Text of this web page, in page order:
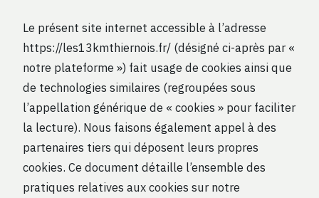
Le présent site internet accessible à l’adresse
https://les13kmthiernois.fr/ (désigné ci-après par «
notre plateforme ») fait usage de cookies ainsi que
de technologies similaires (regroupées sous
l’appellation générique de « cookies » pour faciliter
la lecture). Nous faisons également appel à des
partenaires tiers qui déposent leurs propres
cookies. Ce document détaille l’ensemble des
pratiques relatives aux cookies sur notre